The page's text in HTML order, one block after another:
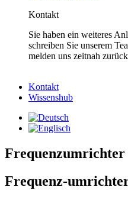
Kontakt
Sie haben ein weiteres
schreiben Sie unserem
melden uns zeitnah
Kontakt
Wissenshub
Frequenzumrichter
Frequenz-